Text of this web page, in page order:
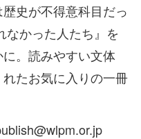
史が不得意科目だっ
なかった人たち』を
。読みやすい文体
たお気に入りの一冊